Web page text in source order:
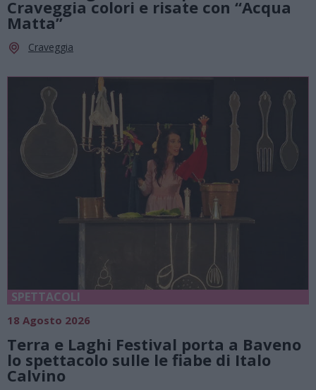
Craveggia colori e risate con “Acqua
Matta”
Craveggia
SPETTACOLI
18 Agosto 2026
Terra e Laghi Festival porta a Baveno
lo spettacolo sulle le fiabe di Italo
Calvino